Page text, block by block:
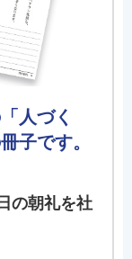
人づく
子です。
の朝礼を社